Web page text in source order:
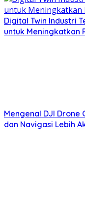
Digital Twin Industri
untuk Meningkatkan
Mengenal DJI Drone
dan Navigasi Lebih